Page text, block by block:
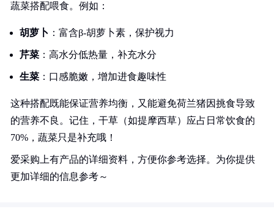
蔬菜搭配喂食。例如：
胡萝卜 ：富含β-胡萝卜素，保护视力
芹菜 ：高水分低热量，补充水分
生菜 ：口感脆嫩，增加进食趣味性
这种搭配既能保证营养均衡，又能避免荷兰猪因挑食导致
的营养不良。记住，干草（如提摩西草）应占日常饮食的
70%，蔬菜只是补充哦！
爱采购上有产品的详细资料，方便你参考选择。为你提供
更加详细的信息参考～